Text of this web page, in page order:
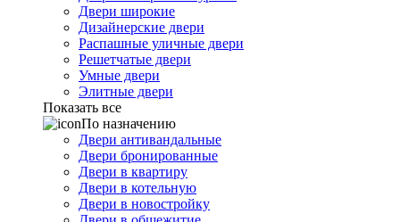
Двери широкие
Дизайнерские двери
Распашные уличные двери
Решетчатые двери
Умные двери
Элитные двери
Показать все
По назначению
Двери антивандальные
Двери бронированные
Двери в квартиру
Двери в котельную
Двери в новостройку